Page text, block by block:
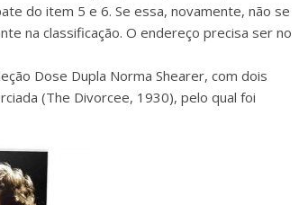
do item 5 e 6. Se essa, novamente, não se
na classificação. O endereço precisa ser no
Dose Dupla Norma Shearer, com dois
(The Divorcee, 1930), pelo qual foi